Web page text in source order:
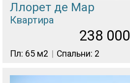
Ллорет де Мар
Квартира
238 000
Пл: 65 м2 Спальни: 2